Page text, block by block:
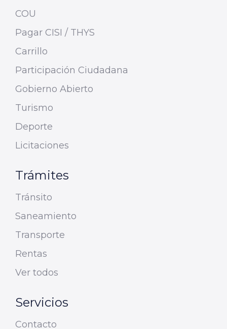
COU
Pagar CISI / THYS
Carrillo
Participación Ciudadana
Gobierno Abierto
Turismo
Deporte
Licitaciones
Trámites
Tránsito
Saneamiento
Transporte
Rentas
Ver todos
Servicios
Contacto